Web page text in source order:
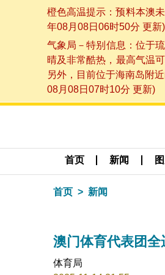
橙色高温提示：预料本澳
年08月08日06时50分 更新)
气象局－特别信息：位于
晴及非常酷热，最高气温
另外，目前位于海南岛附
08月08日07时10分 更新)
首页 新闻
首页 新闻
澳门体育代表团
体育局